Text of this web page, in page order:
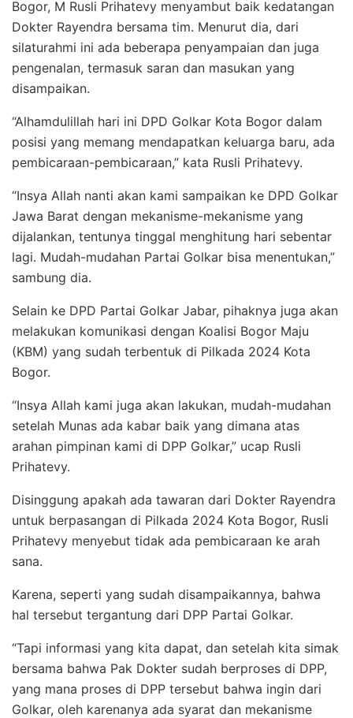
Bogor, M Rusli Prihatevy menyambut baik kedatangan
Dokter Rayendra bersama tim. Menurut dia, dari
silaturahmi ini ada beberapa penyampaian dan juga
pengenalan, termasuk saran dan masukan yang
disampaikan.
“Alhamdulillah hari ini DPD Golkar Kota Bogor dalam
posisi yang memang mendapatkan keluarga baru, ada
pembicaraan-pembicaraan,” kata Rusli Prihatevy.
“Insya Allah nanti akan kami sampaikan ke DPD Golkar
Jawa Barat dengan mekanisme-mekanisme yang
dijalankan, tentunya tinggal menghitung hari sebentar
lagi. Mudah-mudahan Partai Golkar bisa menentukan,”
sambung dia.
Selain ke DPD Partai Golkar Jabar, pihaknya juga akan
melakukan komunikasi dengan Koalisi Bogor Maju
(KBM) yang sudah terbentuk di Pilkada 2024 Kota
Bogor.
“Insya Allah kami juga akan lakukan, mudah-mudahan
setelah Munas ada kabar baik yang dimana atas
arahan pimpinan kami di DPP Golkar,” ucap Rusli
Prihatevy.
Disinggung apakah ada tawaran dari Dokter Rayendra
untuk berpasangan di Pilkada 2024 Kota Bogor, Rusli
Prihatevy menyebut tidak ada pembicaraan ke arah
sana.
Karena, seperti yang sudah disampaikannya, bahwa
hal tersebut tergantung dari DPP Partai Golkar.
“Tapi informasi yang kita dapat, dan setelah kita simak
bersama bahwa Pak Dokter sudah berproses di DPP,
yang mana proses di DPP tersebut bahwa ingin dari
Golkar, oleh karenanya ada syarat dan mekanisme